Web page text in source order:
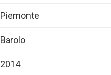
Piemonte
Barolo
2014